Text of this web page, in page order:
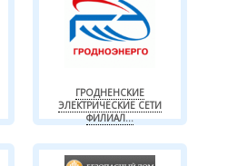
ГРОДНЕНСКИЕ
ЭЛЕКТРИЧЕСКИЕ СЕТИ
ФИЛИАЛ...